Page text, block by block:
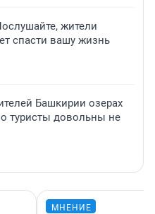
жители
спасти вашу жизнь
Башкирии озерах
туристы довольны не
МНЕНИЕ